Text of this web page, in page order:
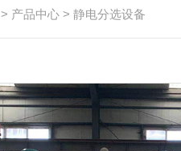
> 产品中心 > 静电分选设备